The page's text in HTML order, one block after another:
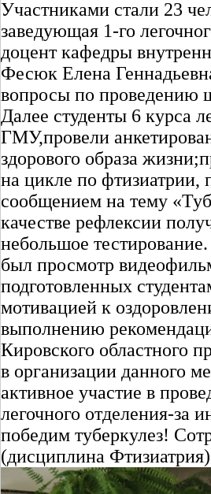
Участниками стали 23
заведующая 1-го
доцент кафедры
Фесюк Елена
вопросы по проведению
Далее студенты 6 курса
ГМУ,провели
здорового образа
на цикле по фтизиатрии,
сообщением на тему
качестве рефлексии
небольшое
был просмотр
подготовленных
мотивацией к
выполнению
Кировского областного
в организации данного
активное участие в
легочного отделения-за
победим туберкулез!
(дисциплина Фтизиатрия)